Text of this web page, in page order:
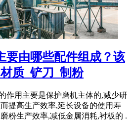
要由哪些配件组成？该
质_铲刀_制粉
作用主要是保护磨机主体的,减少研
提高生产效率,延长设备的使用寿
粉生产效率,减低金属消耗,衬板的 .